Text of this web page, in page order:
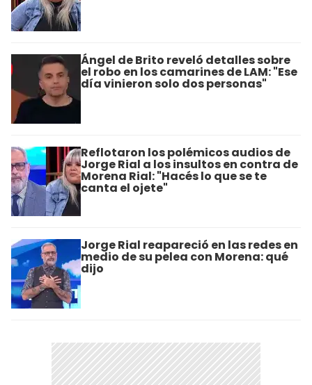
Ángel de Brito reveló detalles sobre
el robo en los camarines de LAM: "Ese
día vinieron solo dos personas"
Reflotaron los polémicos audios de
Jorge Rial a los insultos en contra de
Morena Rial: "Hacés lo que se te
canta el ojete"
Jorge Rial reapareció en las redes en
medio de su pelea con Morena: qué
dijo